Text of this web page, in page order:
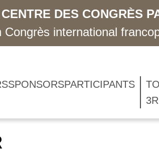
DES CONGRÈS
Congrès international
SPONSORSPARTICIPANTS
3R